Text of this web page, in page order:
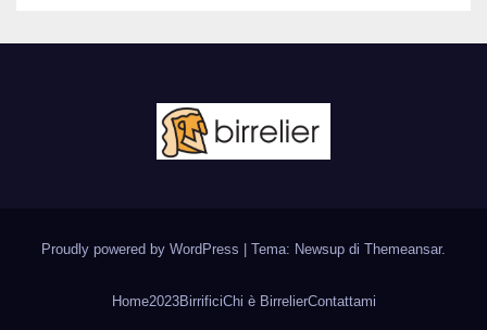
Proudly powered by WordPress | Tema: Newsup di Themeansar.
Home2023BirrificiChi è BirrelierContattami